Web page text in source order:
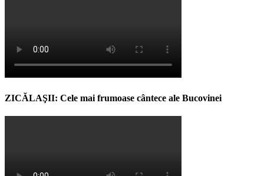
ZICĂLAŞII: Cele mai frumoase cântece ale Bucovinei